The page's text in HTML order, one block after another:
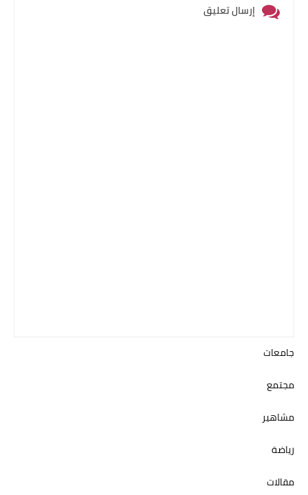
إرسال تعليق
جامعات
مجتمع
مشاهير
رياضة
مقالات